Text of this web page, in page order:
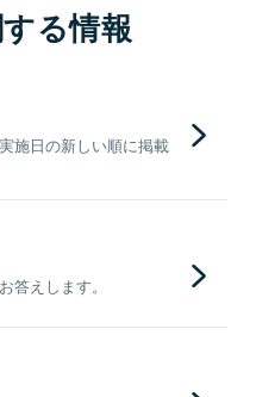
る情報
施日の新しい順に掲載
答えします。